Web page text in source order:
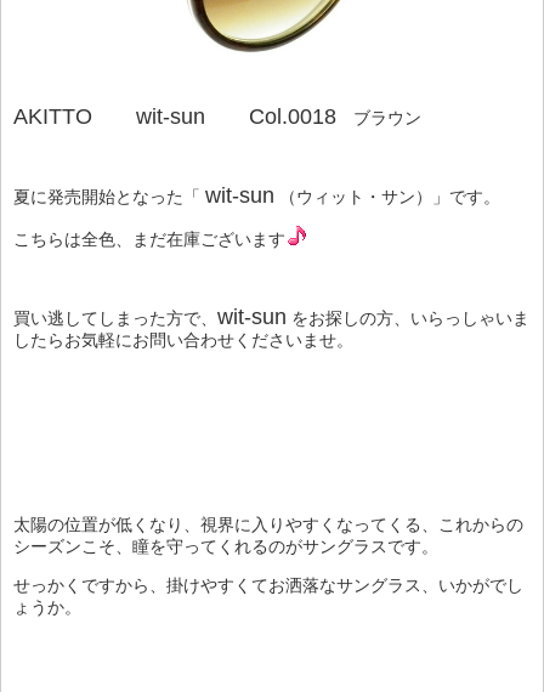
AKITTO wit-sun Col.0018 ブラウン
夏に発売開始となった「 wit-sun （ウィット・サン）」です。
こちらは全色、まだ在庫ございます
買い逃してしまった方で、 wit-sun をお探しの方、いらっしゃいま
したらお気軽にお問い合わせくださいませ。
太陽の位置が低くなり、視界に入りやすくなってくる、これからの
シーズンこそ、瞳を守ってくれるのがサングラスです。
せっかくですから、掛けやすくてお洒落なサングラス、いかがでし
ょうか。